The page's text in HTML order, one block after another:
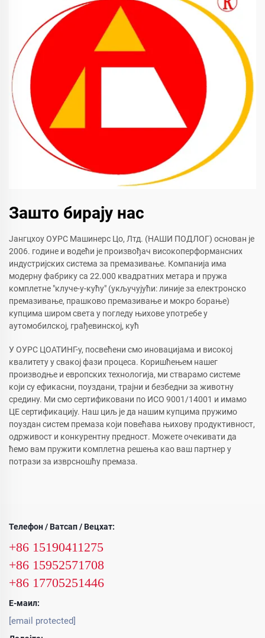
Зашто бирају нас
Јангцхоу ОУРС Машинерс Цо, Лтд. (НАШИ ПОДЛОГ) основан је
2006. године и водећи је произвођач високоперформансних
индустријских система за премазивање. Компанија има
модерну фабрику са 22.000 квадратних метара и пружа
комплетне "клуче-у-кућу" (укључујући: линије за електронско
премазивање, прашково премазивање и мокро борање)
купцима широм света у погледу њихове употребе у
аутомобилској, грађевинској, кућ
У ОУРС ЦОАТИНГ-у, посвећени смо иновацијама и високој
квалитету у свакој фази процеса. Коришћењем нашег
производње и европских технологија, ми стварамо системе
који су ефикасни, поуздани, трајни и безбедни за животну
средину. Ми смо сертификовани по ИСО 9001/14001 и имамо
ЦЕ сертификацију. Наш циљ је да нашим купцима пружимо
поуздан систем премаза који повећава њихову продуктивност,
одрживост и конкурентну предност. Можете очекивати да
ћемо вам пружити комплетна решења као ваш партнер у
потрази за изврсношћу премаза.
Телефон / Ватсап / Вецхат:
+86 15190411275
+86 15952571708
+86 17705251446
Е-маил:
[email protected]